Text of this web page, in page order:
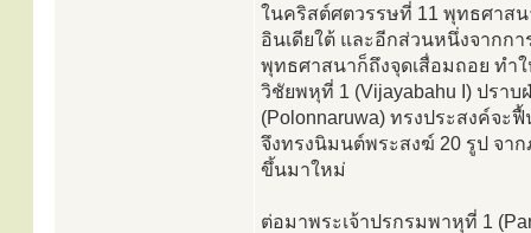
ในคริสต์ศตวรรษที่ 11 พุทธศาสน
อินเดียใต้ และอีกส่วนหนึ่งจากก
พุทธศาสนาก็ถึงจุดเสื่อมถอย ทำ
วิชัยพหุที่ 1 (Vijayabahu I) ปรา
(Polonnaruwa) ทรงประสงค์จ
จึงทรงนิมนต์พระสงฆ์ 20 รูป จา
ขึ้นมาใหม่
ต่อมาพระเจ้าปรกรมพาหุที่ 1